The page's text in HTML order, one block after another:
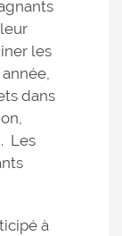
les
année,
dans
Les
à